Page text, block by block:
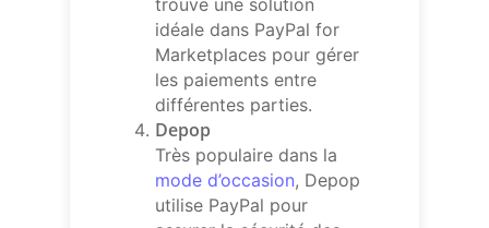
trouve une solution
idéale dans PayPal for
Marketplaces pour gérer
les paiements entre
différentes parties.
Depop
Très populaire dans la
mode d’occasion, Depop
utilise PayPal pour